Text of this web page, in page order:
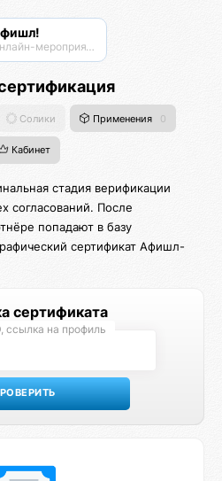
Онлайн-мероприятия Афиста Лаб
Солики Применения 0
Кабинет
стадия верификации
согласований. После
попадают в базу
сертификат Афишл-
сертификата
ссылка на профиль